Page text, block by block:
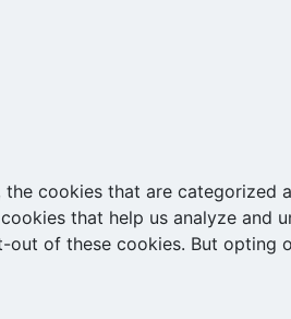
cookies that are categorized
that help us analyze and
of these cookies. But opting